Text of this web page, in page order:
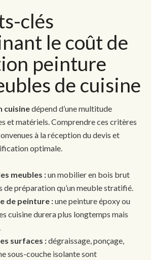
clés
le coût de
peinture
de cuisine
cuisinedépend d’une multitude
et matériels. Comprendre ces critères
à la réception du devis et
optimale.
meubles :un mobilier en bois brut
de préparation qu’un meuble stratifié.
de peinture :une peinture époxy ou
cuisine durera plus longtemps mais
surfaces :dégraissage, ponçage,
sous-couche isolante sont